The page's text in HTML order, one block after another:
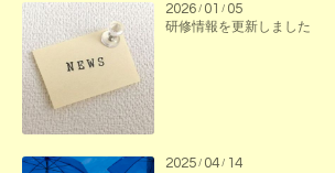
2026 / 01 / 05
研修情報を更新しました
2025 / 04 / 14